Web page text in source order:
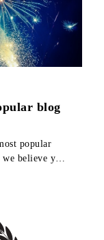
blog
popular
believe you